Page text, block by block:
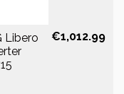
Libero
€1,012.99